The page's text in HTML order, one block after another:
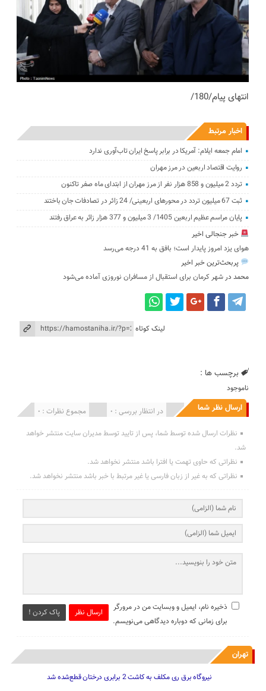
انتهای پیام/180/
اخبار مرتبط
امام جمعه ایلام: آمریکا در برابر پاسخ ایران تاب‌آوری ندارد
روایت اقتصاد اربعین در مرز مهران
تردد 2 میلیون و 858 هزار نفر از مرز مهران از ابتدای ماه صفر تاکنون
‌‌ثبت 67 میلیون تردد در محورهای اربعینی/ 24 زائر در تصادفات جان باختند
پایان مراسم عظیم اربعین 1405/ ‌3 میلیون و 377 ‌هزار زائر به عراق رفتند
خبر جنجالی اخیر
هوای یزد امروز پایدار است؛ بافق به 41 درجه می‌رسد
پربحث‌ترین خبر اخیر
محمد درشهر کرمان برای استقبال از مسافران نوروزی آماده می‌شود
لینک کوتاه
برچسب ها :
ناموجود
ارسال نظر شما مجموع نظرات : 0 در انتظار بررسی : 0 انتشار یافته : 0
نظرات ارسال شده توسط شما، پس از تایید توسط مدیران سایت منتشر خواهد
شد.
نظراتی که حاوی تهمت یا افترا باشد منتشر نخواهد شد.
نظراتی که به غیر از زبان فارسی یا غیر مرتبط با خبر باشد منتشر نخواهد شد.
ارسال نظر پاک کردن !
ذخیره نام، ایمیل و وبسایت من در مرورگر
برای زمانی که دوباره دیدگاهی می‌نویسم.
تهران
نیروگاه برق ری مکلف به کاشت 2 برابری درختان قطع‌شده شد